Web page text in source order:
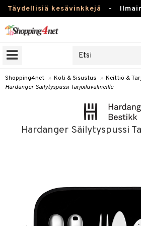
Täydellisiä kesävinkkejä -
Kauneudenhoito
Piilolinssit
Fitness
Tuotemerkkejä
Kampanjat
Shopping4net » Koti & Sisustus » Keittiö &
Hardanger Säilytyspussi Tarjoiluvälineille
Hardanger Säilytyspussi
Karahvit
Tee & Espresso